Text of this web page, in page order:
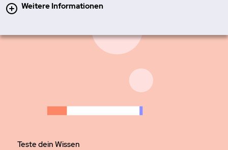
Weitere Informationen
Teste dein Wissen